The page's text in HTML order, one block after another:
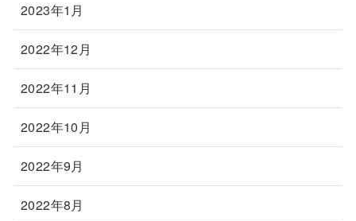
2023年1月
2022年12月
2022年11月
2022年10月
2022年9月
2022年8月